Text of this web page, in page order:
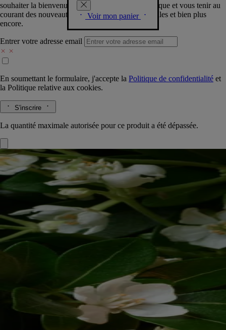
Voir mon panier
souhaiter la bienvenue dans la communauté Diptyque et vous tenir au
courant des nouveautés, événements, offres spéciales et bien plus
encore.
Entrer votre adresse email
En soumettant le formulaire, j'accepte la Politique de confidentialité et
la Politique relative aux cookies.
S'inscrire
La quantité maximale autorisée pour ce produit a été dépassée.